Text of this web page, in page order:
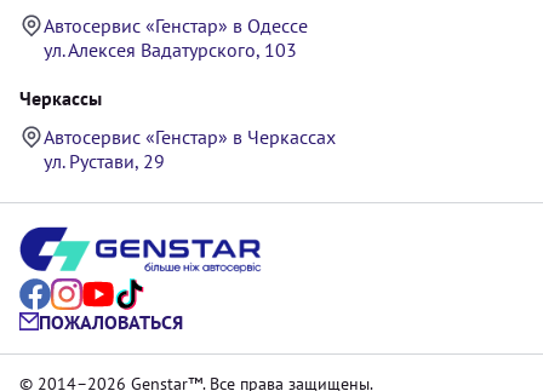
Автосервис «Генстар» в Одессе
ул. Алексея Вадатурского, 103
Черкассы
Автосервис «Генстар» в Черкассах
ул. Рустави, 29
ПОЖАЛОВАТЬСЯ
© 2014–2026 Genstar™. Все права защищены.